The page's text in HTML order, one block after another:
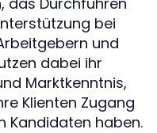
bei
und
dabei ihr
Marktkenntnis,
Klienten Zugang
Kandidaten haben.